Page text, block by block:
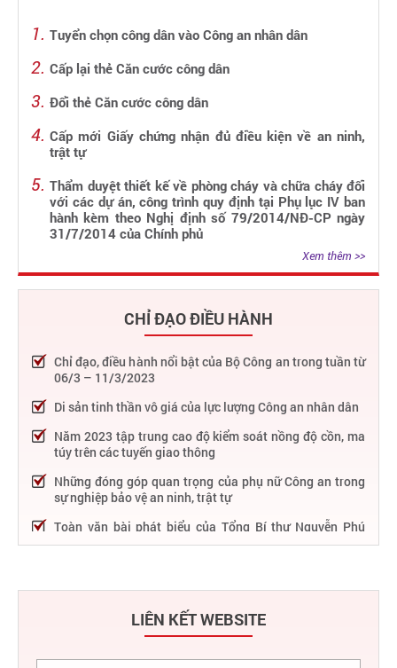
Tuyển chọn công dân vào Công an nhân dân
Cấp lại thẻ Căn cước công dân
Đổi thẻ Căn cước công dân
Cấp mới Giấy chứng nhận đủ điều kiện về an ninh,
trật tự
Thẩm duyệt thiết kế về phòng cháy và chữa cháy đối
với các dự án, công trình quy định tại Phụ lục IV ban
hành kèm theo Nghị định số 79/2014/NĐ-CP ngày
31/7/2014 của Chính phủ
Xem thêm >>
CHỈ ĐẠO ĐIỀU HÀNH
Chỉ đạo, điều hành nổi bật của Bộ Công an trong tuần từ
06/3 – 11/3/2023
Di sản tinh thần vô giá của lực lượng Công an nhân dân
Năm 2023 tập trung cao độ kiểm soát nồng độ cồn, ma
túy trên các tuyến giao thông
Những đóng góp quan trọng của phụ nữ Công an trong
sự nghiệp bảo vệ an ninh, trật tự
Toàn văn bài phát biểu của Tổng Bí thư Nguyễn Phú
Trọng tại Lễ kỷ niệm 75 năm Công an nhân dân học tập,
75 năm thực hiện Sáu điều Bác Hồ dạy - Lực lượng Công
quên thân, vì dân phục vụ"LIÊN KẾT WEBSITE